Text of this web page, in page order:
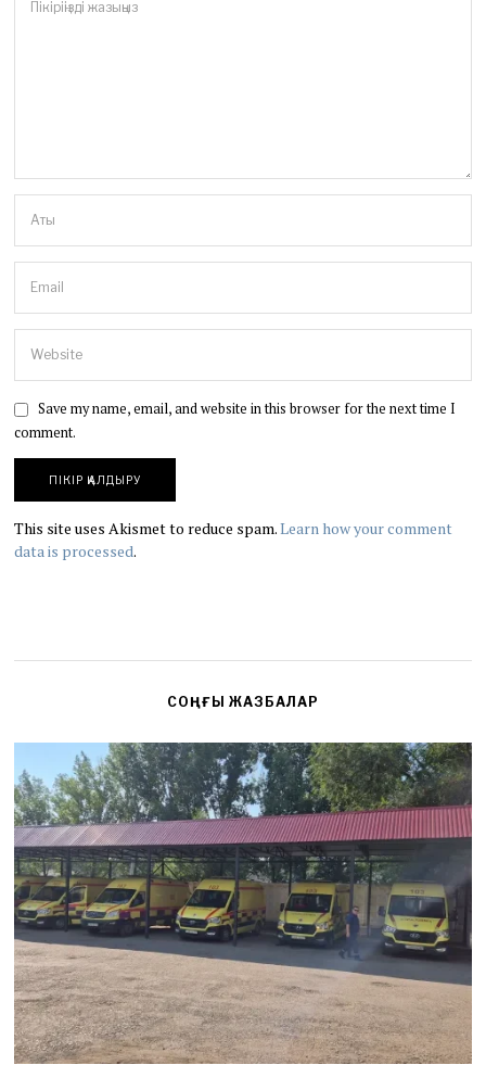
Save my name, email, and website in this browser for the next time I
comment.
This site uses Akismet to reduce spam.Learn how your comment
data is processed.
СОҢҒЫ ЖАЗБАЛАР